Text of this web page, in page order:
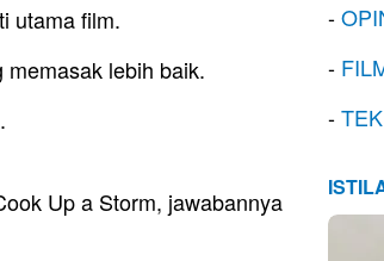
utama film.
lebih baik.
Up a Storm, jawabannya
-
-
-